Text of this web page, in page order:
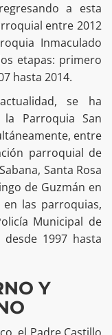
a esta
entre 2012
Inmaculado
etapas: primero
hasta 2014.
se ha
Parroquia San
entre
parroquial de
Santa Rosa
de Guzmán en
las parroquias,
Municipal de
1997 hasta
Y